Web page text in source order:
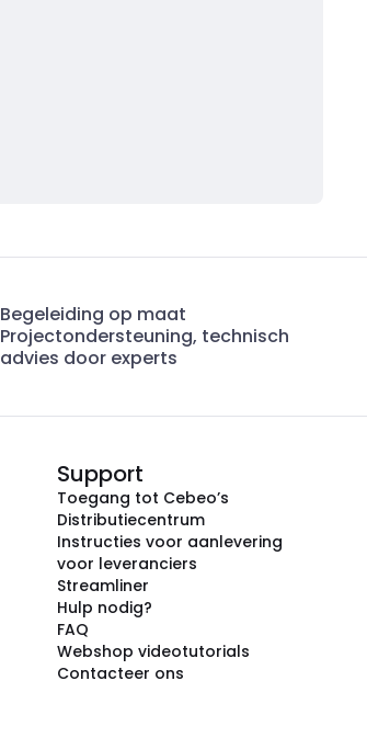
Begeleiding op maat
Projectondersteuning, technisch
advies door experts
Support
Toegang tot Cebeo’s
Distributiecentrum
Instructies voor aanlevering
voor leveranciers
Streamliner
Hulp nodig?
FAQ
Webshop videotutorials
Contacteer ons